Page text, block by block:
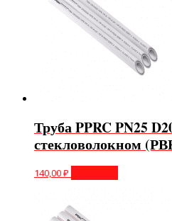
Труба PPRC PN25
стекловолокном
140,00₽